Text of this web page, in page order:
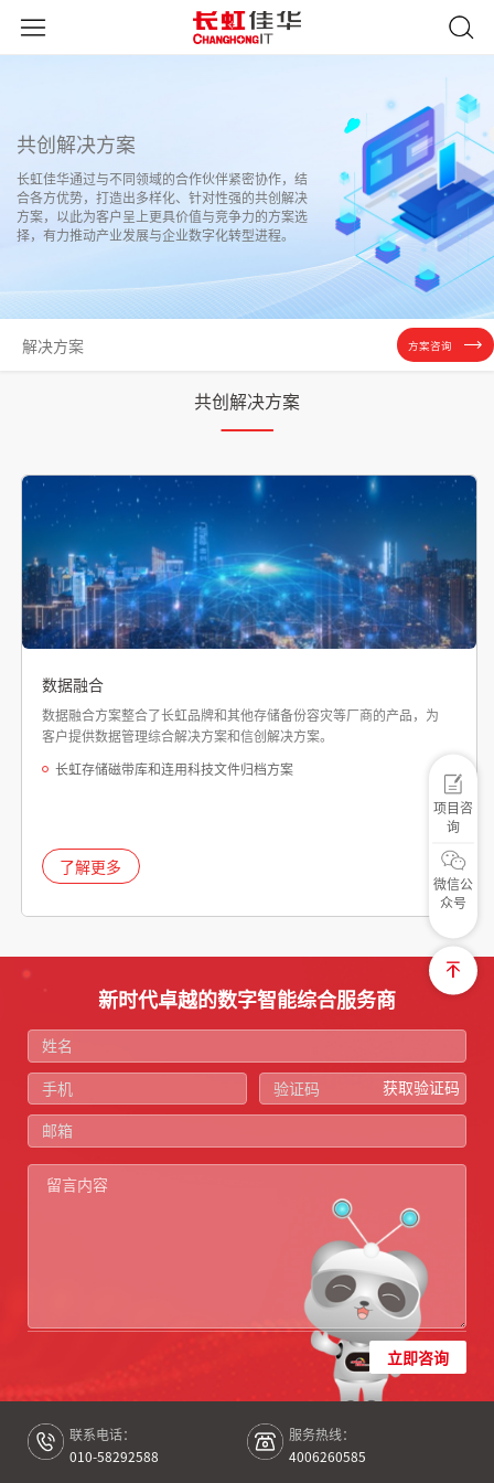
共创解决方案
长虹佳华通过与不同领域的合作伙伴紧密协作，结
合各方优势，打造出多样化、针对性强的共创解决
方案，以此为客户呈上更具价值与竞争力的方案选
择，有力推动产业发展与企业数字化转型进程。
解决方案 方案咨询
共创解决方案
数据融合
数据融合方案整合了长虹品牌和其他存储备份容灾等厂商的产品，为
客户提供数据管理综合解决方案和信创解决方案。
长虹存储磁带库和连用科技文件归档方案
了解更多
项目咨
询
微信公
众号
新时代卓越的数字智能综合服务商
获取验证码
立即咨询
联系电话：
010-58292588
服务热线：
4006260585